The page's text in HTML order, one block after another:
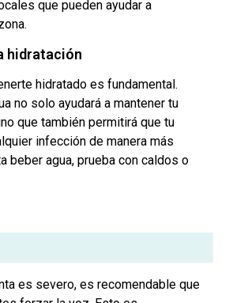
que pueden ayudar a
hidratación
hidratado es fundamental.
no solo ayudará a mantener tu
que también permitirá que tu
infección de manera más
beber agua, prueba con caldos o
es severo, es recomendable que